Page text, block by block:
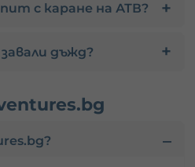
с каране на АТВ?
завали дъжд?